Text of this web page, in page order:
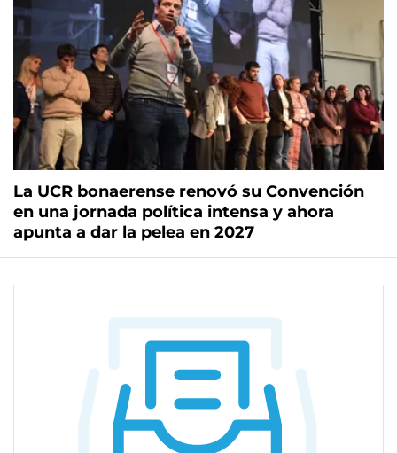
La UCR bonaerense renovó su Convención
en una jornada política intensa y ahora
apunta a dar la pelea en 2027